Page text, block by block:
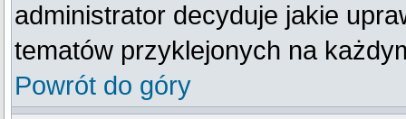
administrator decyduje jakie
tematów przyklejonych na
Powrót do góry